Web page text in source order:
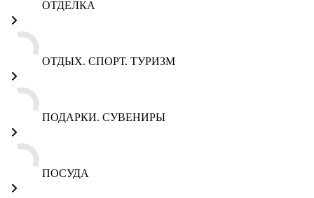
ОТДЕЛКА
ОТДЫХ. СПОРТ. ТУРИЗМ
ПОДАРКИ. СУВЕНИРЫ
ПОСУДА